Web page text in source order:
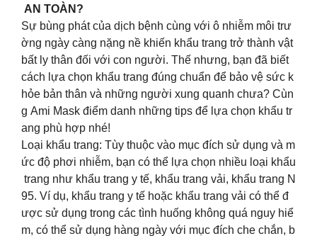
AN TOÀN?
Sự bùng phát của dịch bệnh cùng với ô nhiễm môi trư
ờng ngày càng nặng nề khiến khẩu trang trở thành vật
bất ly thân đối với con người. Thế nhưng, bạn đã biết
cách lựa chọn khẩu trang đúng chuẩn để bảo vệ sức k
hỏe bản thân và những người xung quanh chưa? Cùn
g Ami Mask điểm danh những tips để lựa chọn khẩu tr
ang phù hợp nhé!
Loại khẩu trang: Tùy thuộc vào mục đích sử dụng và m
ức độ phơi nhiễm, bạn có thể lựa chọn nhiều loại khẩu
trang như khẩu trang y tế, khẩu trang vải, khẩu trang N
95. Ví dụ, khẩu trang y tế hoặc khẩu trang vải có thể đ
ược sử dụng trong các tình huống không quá nguy hiể
m, có thể sử dụng hàng ngày với mục đích che chắn, b